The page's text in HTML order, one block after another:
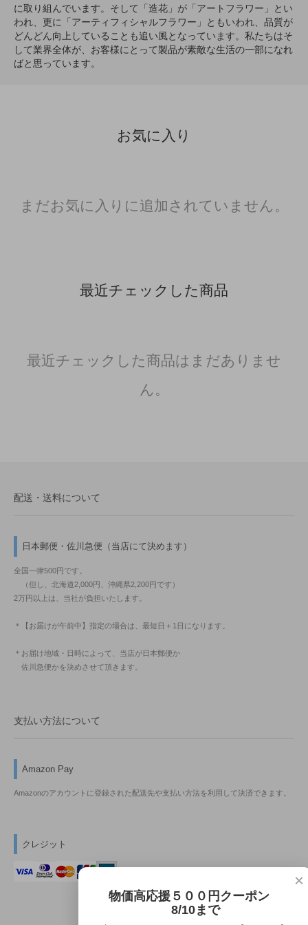
に取り組んでいます。そして「造花」が「アートフラワー」とい
われ、更に「アーティフィシャルフラワー」ともいわれ、品質が
どんどん向上していることも追い風となっています。私たちはそ
して業界全体が、お客様にとって製品が素敵な生活の一部になれ
ばと思っています。
お気に入り
まだお気に入りに追加されていません。
最近チェックした商品
最近チェックした商品はまだありませ
ん。
配送・送料について
日本郵便・佐川急便（当店にて決めます）
全国一律500円です。
（但し、北海道2,000円、沖縄県2,200円です）
2万円以上は、当社が負担いたします。
＊【お届けが午前中】指定の場合は、最短日＋1日になります。
＊お届け地域・日時によって、当店が日本郵便か
佐川急便かを決めさせて頂きます。
支払い方法について
Amazon Pay
Amazonのアカウントに登録された配送先や支払い方法を利用して決済できます。
クレジット
×
物価高応援５００円クーポン
8/10まで